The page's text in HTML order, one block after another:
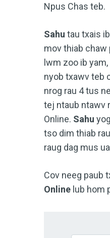
Npus Chas teb.
Sahu tau txais
mov thiab chaw
lwm zoo ib
nyob txawv teb
nrog rau 4 tus
tej ntaub ntawv
Online. Sahu
tso dim thiab
raug dag mus
Cov neeg paub
Online lub hom